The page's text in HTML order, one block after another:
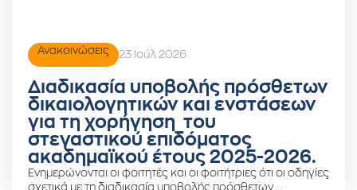
Ανακοινώσεις 23 Ιούλ 2026
Διαδικασία υποβολής πρόσθετων
δικαιολογητικών και ενστάσεων
για τη χορήγηση του
στεγαστικού επιδόματος
ακαδημαϊκού έτους 2025-2026.
Ενημερώνονται οι φοιτητές και οι φοιτήτριες ότι οι οδηγίες
σχετικά με τη διαδικασία υποβολής πρόσθετων …